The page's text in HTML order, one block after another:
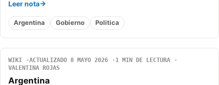
Leer nota
Argentina Gobierno Politica
WIKI ACTUALIZADO 8 MAYO 2026
1 MIN DE LECTURA
VALENTINA ROJAS
Argentina